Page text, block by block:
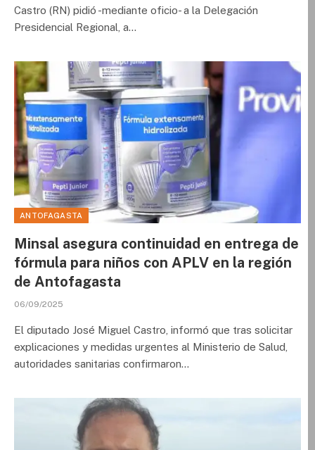
Castro (RN) pidió -mediante oficio- a la Delegación
Presidencial Regional, a…
ANTOFAGASTA
Minsal asegura continuidad en entrega de
fórmula para niños con APLV en la región
de Antofagasta
06/09/2025
El diputado José Miguel Castro, informó que tras solicitar
explicaciones y medidas urgentes al Ministerio de Salud,
autoridades sanitarias confirmaron…